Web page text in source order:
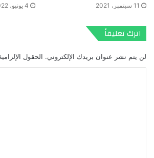
11 سبتمبر، 2021 4 يونيو، 2022
اترك تعليقاً
لن يتم نشر عنوان بريدك الإلكتروني. الحقول